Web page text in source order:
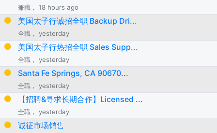
兼職， 18 hours ago
美国太子行诚招全职 Backup Dri...
全職， yesterday
美国太子行热招全职 Sales Supp...
全職， yesterday
Santa Fe Springs, CA 90670...
全職， yesterday
【招聘&寻求长期合作】Licensed ...
全職， yesterday
诚征市场销售